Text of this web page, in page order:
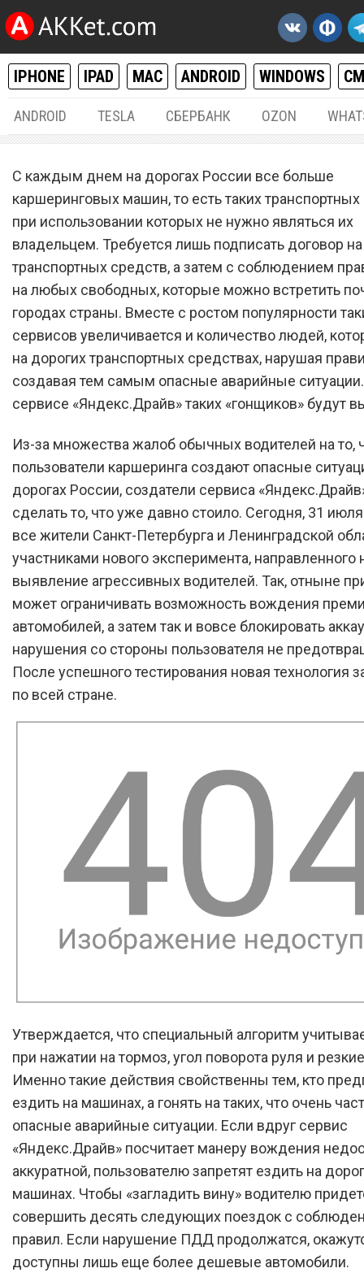
IPHONE IPAD MAC ANDROID WINDOWS
ANDROID TESLA СБЕРБАНК OZON
Каршеринг
начал выявлять и
агрессивных водителей
С каждым днем на дорогах России все больше
каршеринговых машин, то есть таких транспортных
при использовании которых не нужно являться их
владельцем. Требуется лишь подписать договор
транспортных средств, а затем с соблюдением
на любых свободных, которые можно встретить
городах страны. Вместе с ростом популярности
сервисов увеличивается и количество людей,
на дорогих транспортных средствах, нарушая
создавая тем самым опасные аварийные
сервисе «Яндекс.Драйв» таких «гонщиков» будут
Из-за множества жалоб обычных водителей на то,
пользователи каршеринга создают опасные
дорогах России, создатели сервиса
сделать то, что уже давно стоило. Сегодня, 31
все жители Санкт-Петербурга и Ленинградской
участниками нового эксперимента, направленного
выявление агрессивных водителей. Так, отныне
может ограничивать возможность вождения
автомобилей, а затем так и вовсе блокировать
нарушения со стороны пользователя не
После успешного тестирования новая технология
по всей стране.
Утверждается, что специальный алгоритм
при нажатии на тормоз, угол поворота руля и
Именно такие действия свойственны тем, кто
ездить на машинах, а гонять на таких, что очень
опасные аварийные ситуации. Если вдруг сервис
«Яндекс.Драйв» посчитает манеру вождения
аккуратной, пользователю запретят ездить на
машинах. Чтобы «загладить вину» водителю
совершить десять следующих поездок с
правил. Если нарушение ПДД продолжатся,
доступны лишь еще более дешевые автомобили.